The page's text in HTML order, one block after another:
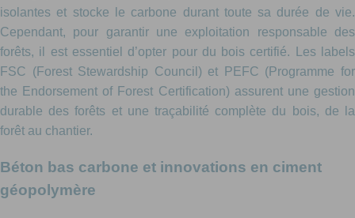
isolantes et stocke le carbone durant toute sa durée de vie.
Cependant, pour garantir une exploitation responsable des
forêts, il est essentiel d’opter pour du bois certifié. Les labels
FSC (Forest Stewardship Council) et PEFC (Programme for
the Endorsement of Forest Certification) assurent une gestion
durable des forêts et une traçabilité complète du bois, de la
forêt au chantier.
Béton bas carbone et innovations en ciment
géopolymère